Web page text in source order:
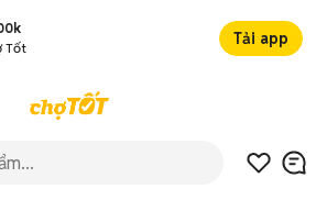
Tốt
Tải app